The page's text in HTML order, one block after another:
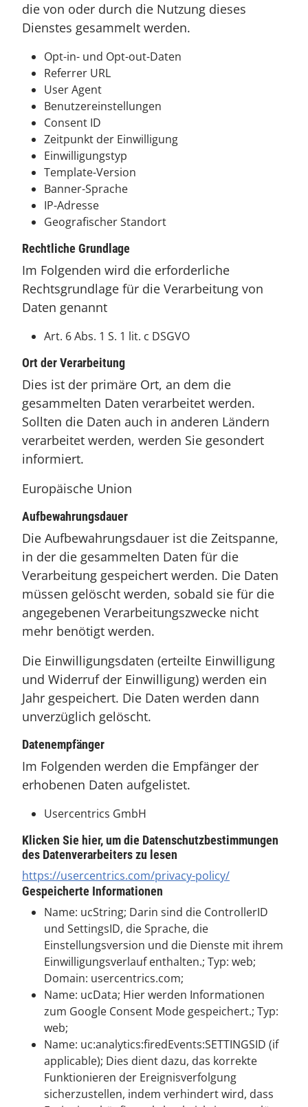
die von oder durch die Nutzung dieses
Dienstes gesammelt werden.
Opt-in- und Opt-out-Daten
Referrer URL
User Agent
Benutzereinstellungen
Consent ID
Zeitpunkt der Einwilligung
Einwilligungstyp
Template-Version
Banner-Sprache
IP-Adresse
Geografischer Standort
Rechtliche Grundlage
Im Folgenden wird die erforderliche
Rechtsgrundlage für die Verarbeitung von
Daten genannt
Art. 6 Abs. 1 S. 1 lit. c DSGVO
Ort der Verarbeitung
Dies ist der primäre Ort, an dem die
gesammelten Daten verarbeitet werden.
Sollten die Daten auch in anderen Ländern
verarbeitet werden, werden Sie gesondert
informiert.
Europäische Union
Aufbewahrungsdauer
Die Aufbewahrungsdauer ist die Zeitspanne,
in der die gesammelten Daten für die
Verarbeitung gespeichert werden. Die Daten
müssen gelöscht werden, sobald sie für die
angegebenen Verarbeitungszwecke nicht
mehr benötigt werden.
Die Einwilligungsdaten (erteilte Einwilligung
und Widerruf der Einwilligung) werden ein
Jahr gespeichert. Die Daten werden dann
unverzüglich gelöscht.
Datenempfänger
Im Folgenden werden die Empfänger der
erhobenen Daten aufgelistet.
Usercentrics GmbH
Klicken Sie hier, um die Datenschutzbestimmungen
des Datenverarbeiters zu lesen
https://usercentrics.com/privacy-policy/
Gespeicherte Informationen
Name: ucString; Darin sind die ControllerID
und SettingsID, die Sprache, die
Einstellungsversion und die Dienste mit ihrem
Einwilligungsverlauf enthalten.; Typ: web;
Domain: usercentrics.com;
Name: ucData; Hier werden Informationen
zum Google Consent Mode gespeichert.; Typ:
web;
Name: uc:analytics:firedEvents:SETTINGSID (if
applicable); Dies dient dazu, das korrekte
Funktionieren der Ereignisverfolgung
sicherzustellen, indem verhindert wird, dass